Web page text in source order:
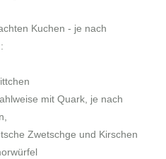
Kuchen - je nach
mit Quark, je nach
Zwetschge und Kirschen